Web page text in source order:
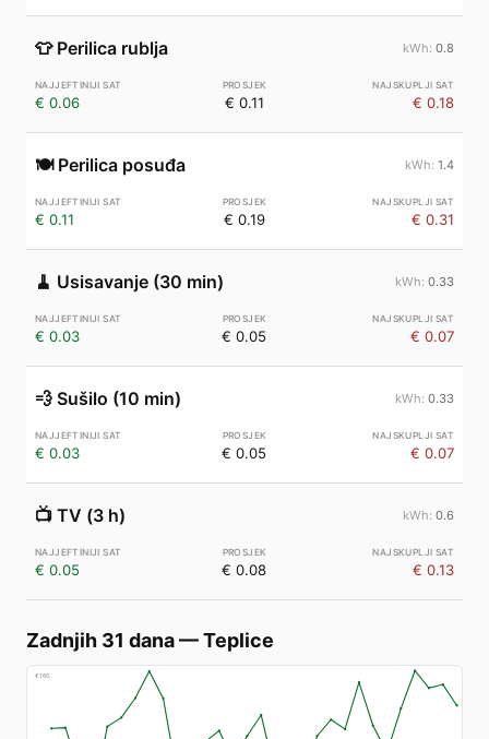
👕 Perilica rublja 0.8
€ 0.06 € 0.11 € 0.18
🍽️ Perilica posuđa 1.4
€ 0.11 € 0.19 € 0.31
🧹 Usisavanje (30 min) 0.33
€ 0.03 € 0.05 € 0.07
💨 Sušilo (10 min) 0.33
€ 0.03 € 0.05 € 0.07
📺 TV (3 h) 0.6
€ 0.05 € 0.08 € 0.13
Zadnjih 31 dana—Teplice
€160